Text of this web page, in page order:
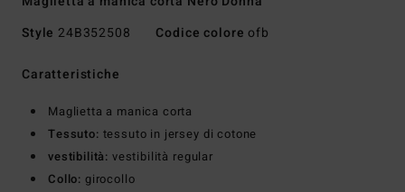
Style 24B352508 Codice colore ofb
Caratteristiche
Maglietta a manica corta
Tessuto: tessuto in jersey di cotone
vestibilità: vestibilità regular
Collo: girocollo